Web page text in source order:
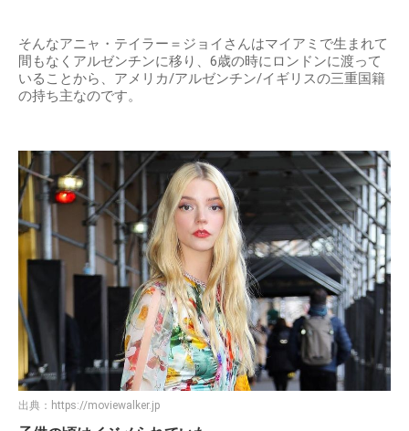
そんなアニャ・テイラー＝ジョイさんはマイアミで生まれて
間もなくアルゼンチンに移り、6歳の時にロンドンに渡って
いることから、アメリカ/アルゼンチン/イギリスの三重国籍
の持ち主なのです。
出典： https://moviewalker.jp